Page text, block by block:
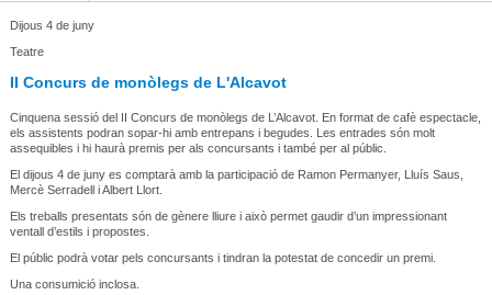
Dijous 4 de juny
Teatre
II Concurs de monòlegs de L'Alcavot
Cinquena sessió del II Concurs de monòlegs de L’Alcavot. En format de cafè espectacle,
els assistents podran sopar-hi amb entrepans i begudes. Les entrades són molt
assequibles i hi haurà premis per als concursants i també per al públic.
El dijous 4 de juny es comptarà amb la participació de Ramon Permanyer, Lluís Saus,
Mercè Serradell i Albert Llort.
Els treballs presentats són de gènere lliure i això permet gaudir d’un impressionant
ventall d’estils i propostes.
El públic podrà votar pels concursants i tindran la potestat de concedir un premi.
Una consumició inclosa.